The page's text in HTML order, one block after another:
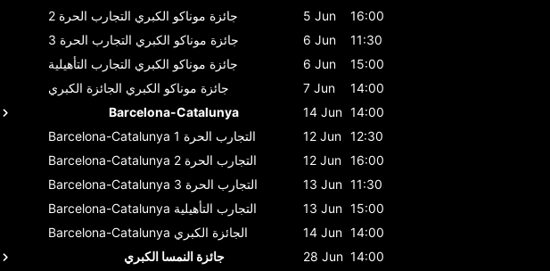
جائزة موناكو الكبري التجارب الحرة 2 5 Jun
16:00
جائزة موناكو الكبري التجارب الحرة 3 6 Jun
11:30
جائزة موناكو الكبري التجارب التأهيلية 6 Jun
15:00
جائزة موناكو الكبري الجائزة الكبري 7 Jun
14:00
Barcelona-Catalunya
14 Jun 14:00
Barcelona-Catalunya
التجارب الحرة 1 12 Jun 12:30
Barcelona-Catalunya
التجارب الحرة 2 12 Jun 16:00
Barcelona-Catalunya
التجارب الحرة 3 13 Jun 11:30
Barcelona-Catalunya التجارب التأهيلية 13 Jun 15:00
Barcelona-Catalunya الجائزة الكبري 14 Jun 14:00
جائزة النمسا الكبري
28 Jun 14:00